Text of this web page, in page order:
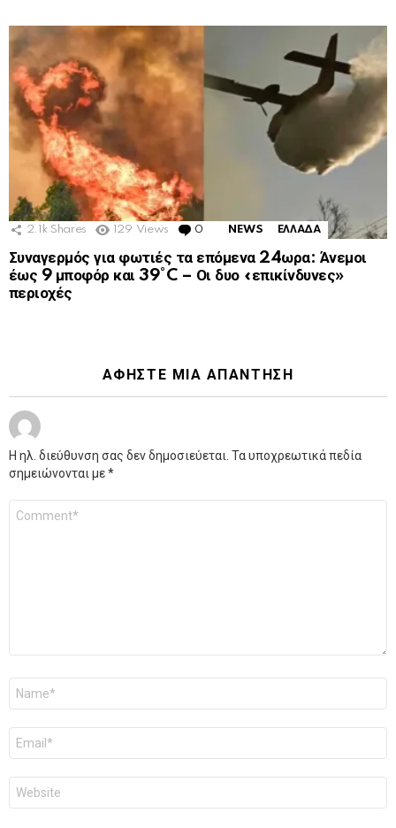
2.1k Shares 129 Views 0 Comments
NEWS ΕΛΛΑΔΑ
Συναγερμός για φωτιές τα επόμενα 24ωρα: Άνεμοι
έως 9 μποφόρ και 39°C – Οι δυο «επικίνδυνες»
περιοχές
ΑΦΉΣΤΕ ΜΙΑ ΑΠΆΝΤΗΣΗ
Η ηλ. διεύθυνση σας δεν δημοσιεύεται. Τα υποχρεωτικά πεδία
σημειώνονται με*